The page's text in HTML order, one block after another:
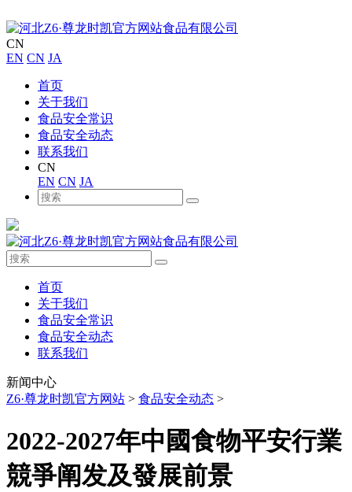
CN
EN CN JA
首页
关于我们
食品安全常识
食品安全动态
联系我们
CN
EN CN JA
首页
关于我们
食品安全常识
食品安全动态
联系我们
新闻中心
Z6·尊龙时凯官方网站 > 食品安全动态 >
2022-2027年中國食物平安行業
競爭阐发及發展前景